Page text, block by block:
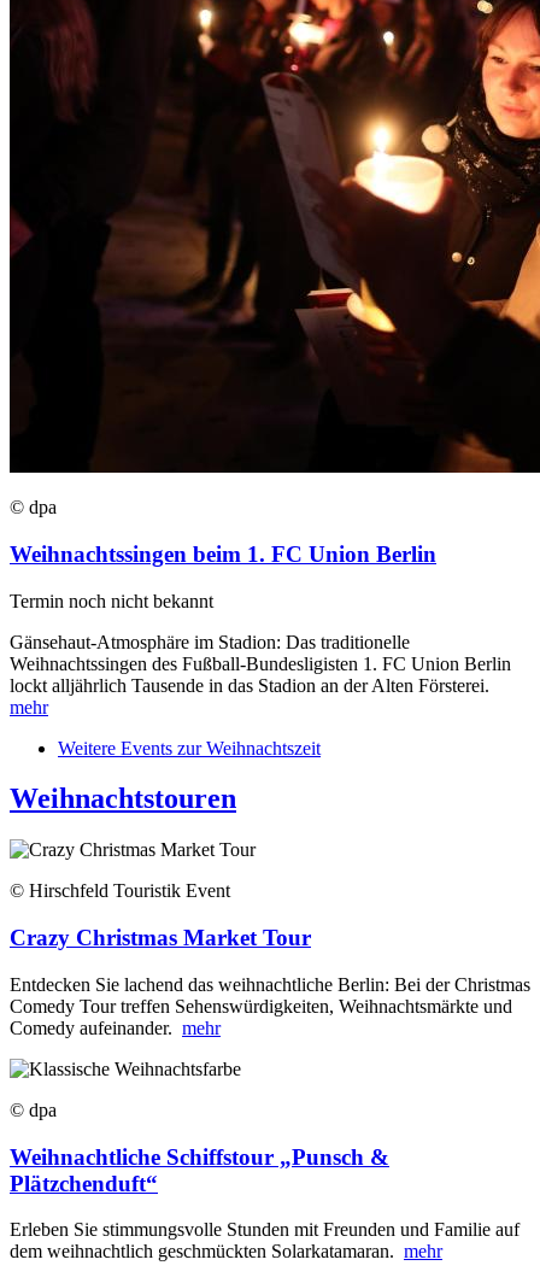
© dpa
Weihnachtssingen beim 1. FC Union Berlin
Termin noch nicht bekannt
Gänsehaut-Atmosphäre im Stadion: Das traditionelle
Weihnachtssingen des Fußball-Bundesligisten 1. FC Union Berlin
lockt alljährlich Tausende in das Stadion an der Alten Försterei.
mehr
Weitere Events zur Weihnachtszeit
Weihnachtstouren
© Hirschfeld Touristik Event
Crazy Christmas Market Tour
Entdecken Sie lachend das weihnachtliche Berlin: Bei der Christmas
Comedy Tour treffen Sehenswürdigkeiten, Weihnachtsmärkte und
Comedy aufeinander. mehr
© dpa
Weihnachtliche Schiffstour „Punsch &
Plätzchenduft“
Erleben Sie stimmungsvolle Stunden mit Freunden und Familie auf
dem weihnachtlich geschmückten Solarkatamaran. mehr